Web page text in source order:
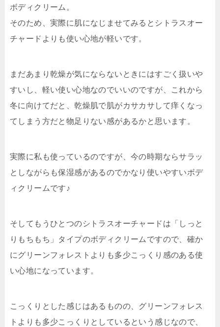
ボディクリーム 。
そのため、実際に肌になじませてみるとシトラスオー
チャードよりも使い心地が軽いです。
まだあまり乾燥が気にならないときにはすごく扱いや
すいし、軽い使い心地なのでいいのですが、これから
冬に向けてだと、乾燥肌で肌がカサカサして痒くなっ
てしまう方だと物足りない感があるかと思います。
実際に私も使っているのですが、今の時期ならサラッ
としながらも保湿感があるのでかなり使いやすいボデ
ィクリームです♪
そしてもうひとつのシトラスオーチャードは 「しっと
りもちもち」タイプのボディクリーム ですので、確か
にグリーンフォレストよりも多少こっくり感のある使
い心地になっています。
こっくりとした感じはあるものの、グリーンフォレス
トよりも多少こっくりとしているという感じなので、